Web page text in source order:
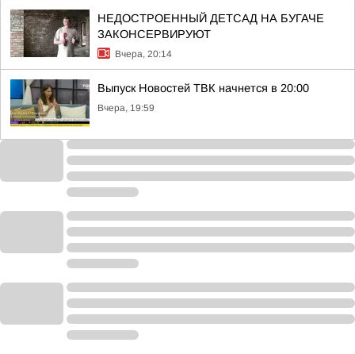
НЕДОСТРОЕННЫЙ ДЕТСАД НА БУГАЧЕ
ЗАКОНСЕРВИРУЮТ
Вчера, 20:14
Выпуск Новостей ТВК начнется в 20:00
Вчера, 19:59